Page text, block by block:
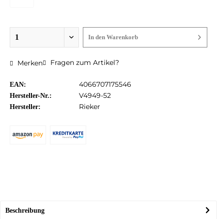
In den Warenkorb
Merken Fragen zum Artikel?
EAN: 4066707175546
Hersteller-Nr.: V4949-52
Hersteller: Rieker
Beschreibung